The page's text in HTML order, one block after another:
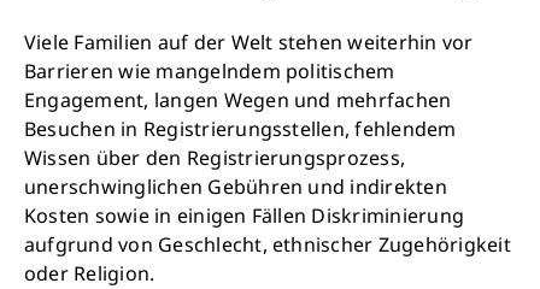
Viele Familien auf der Welt stehen weiterhin vor
Barrieren wie mangelndem politischem
Engagement, langen Wegen und mehrfachen
Besuchen in Registrierungsstellen, fehlendem
Wissen über den Registrierungsprozess,
unerschwinglichen Gebühren und indirekten
Kosten sowie in einigen Fällen Diskriminierung
aufgrund von Geschlecht, ethnischer Zugehörigkeit
oder Religion.
Jetzt Leben retten